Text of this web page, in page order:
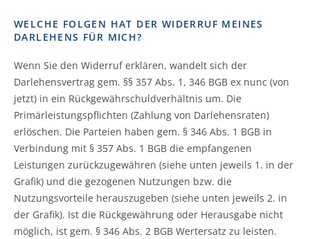
WELCHE FOLGEN HAT DER WIDERRUF MEINES
DARLEHENS FÜR MICH?
Wenn Sie den Widerruf erklären, wandelt sich der
Darlehensvertrag gem. §§ 357 Abs. 1, 346 BGB ex nunc (von
jetzt) in ein Rückgewährschuldverhältnis um. Die
Primärleistungspflichten (Zahlung von Darlehensraten)
erlöschen. Die Parteien haben gem. § 346 Abs. 1 BGB in
Verbindung mit § 357 Abs. 1 BGB die empfangenen
Leistungen zurückzugewähren (siehe unten jeweils 1. in der
Grafik) und die gezogenen Nutzungen bzw. die
Nutzungsvorteile herauszugeben (siehe unten jeweils 2. in
der Grafik). Ist die Rückgewährung oder Herausgabe nicht
möglich, ist gem. § 346 Abs. 2 BGB Wertersatz zu leisten.